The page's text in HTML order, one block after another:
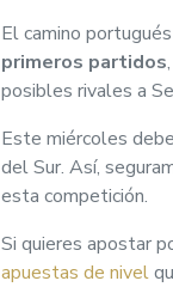
El camino
primeros partidos
posibles rivales a
Este miércoles
del Sur. Así,
esta competición.
Si quieres apostar
apuestas de nivel